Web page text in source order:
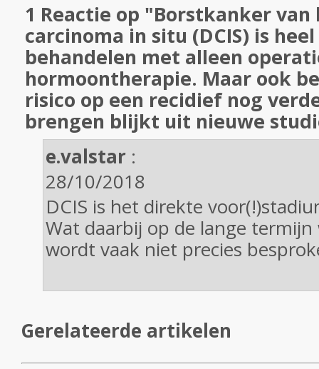
1 Reactie op "Borstkanker
carcinoma in situ (DCIS) is
behandelen met alleen
hormoontherapie. Maar ook
risico op een recidief nog
brengen blijkt uit nieuwe
e.valstar :
28/10/2018
DCIS is het direkte
Wat daarbij op de lange
wordt vaak niet precies
Gerelateerde artikelen